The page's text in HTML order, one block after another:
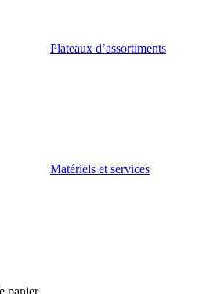
Plateaux d’assortiments
Matériels et services
panier.